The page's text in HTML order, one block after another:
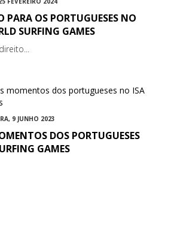
PARA OS PORTUGUESES NO
SURFING GAMES
9 JUNHO 2023
DOS PORTUGUESES
GAMES